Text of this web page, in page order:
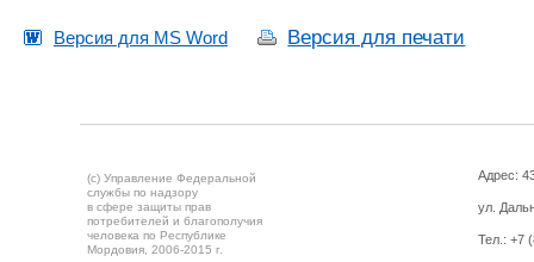
Версия для MS Word Версия для печати
(c) Управление Федеральной
службы по надзору
в сфере защиты прав
потребителей и благополучия
человека по Республике
Мордовия, 2006-2015 г.
Адрес:
ул.
Тел.: +7